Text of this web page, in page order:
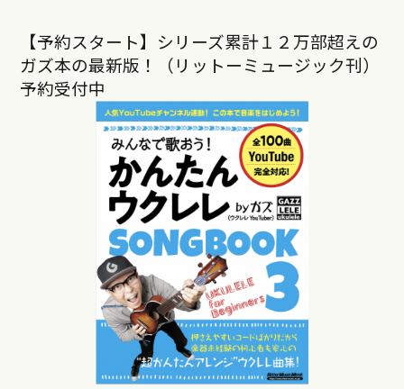
【予約スタート】シリーズ累計１２万部超えの
ガズ本の最新版！（リットーミュージック刊）
予約受付中